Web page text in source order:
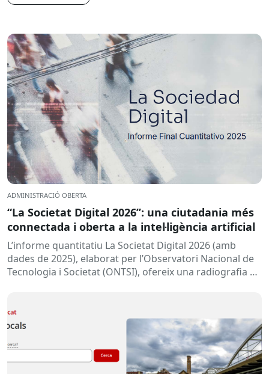
ADMINISTRACIÓ OBERTA
“La Societat Digital 2026”: una ciutadania més
connectada i oberta a la intel·ligència artificial
L’informe quantitatiu La Societat Digital 2026 (amb
dades de 2025), elaborat per l’Observatori Nacional de
Tecnologia i Societat (ONTSI), ofereix una radiografia de